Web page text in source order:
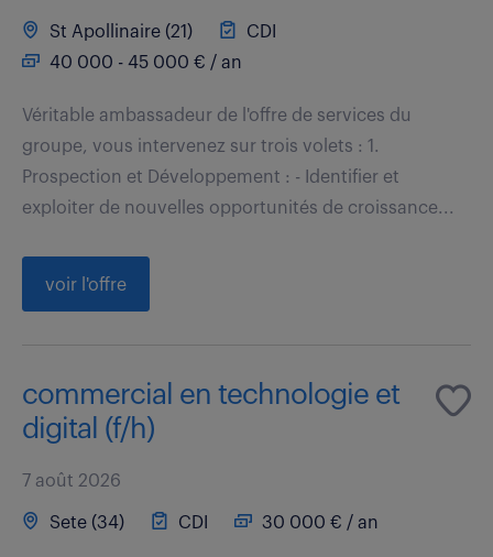
St Apollinaire (21)
CDI
40 000 - 45 000 € / an
Véritable ambassadeur de l'offre de services du
groupe, vous intervenez sur trois volets : 1.
Prospection et Développement : - Identifier et
exploiter de nouvelles opportunités de croissance...
voir l'offre
commercial en technologie et
digital (f/h)
7 août 2026
Sete (34) CDI 30 000 € / an